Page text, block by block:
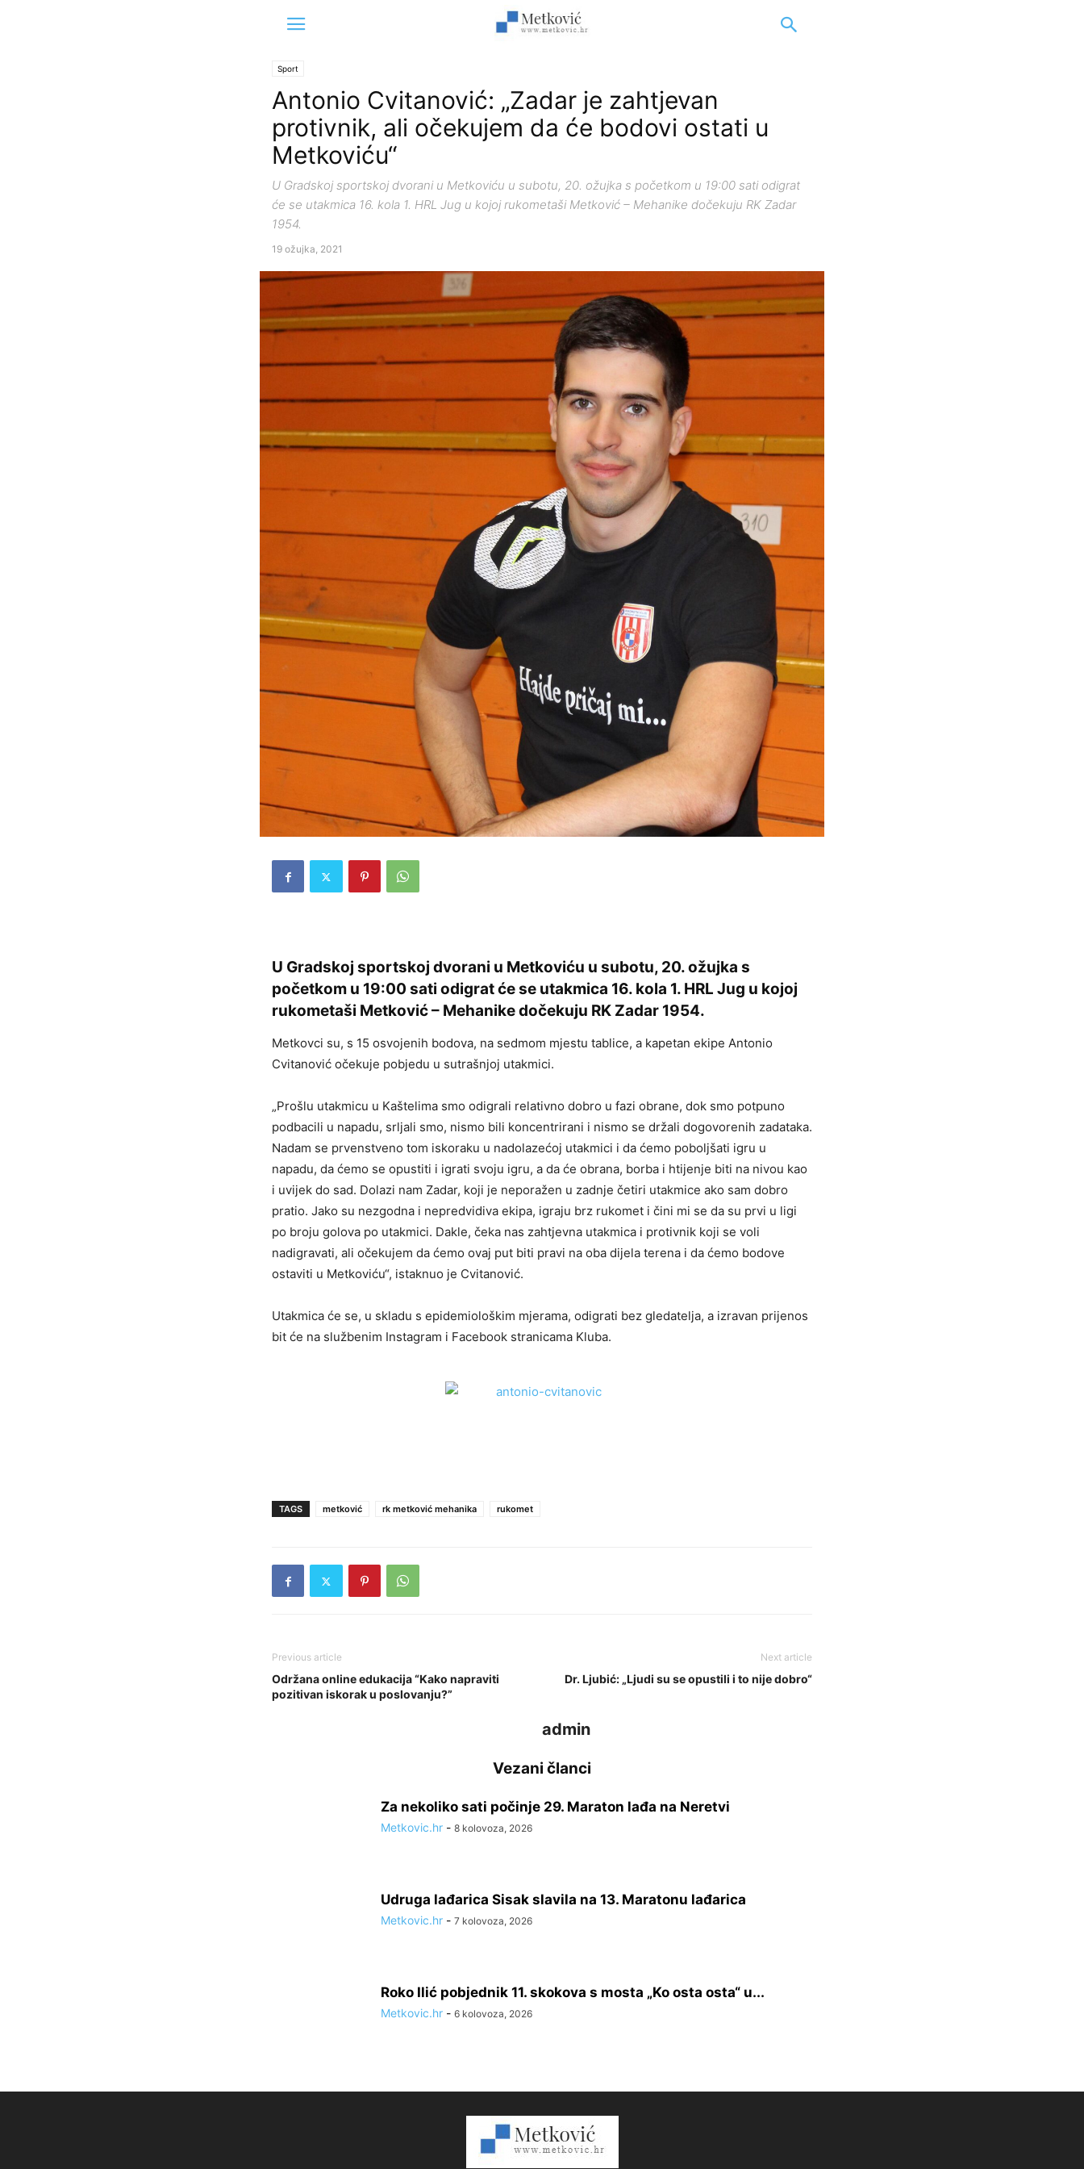
Sport
Antonio Cvitanović: „Zadar je zahtjevan
protivnik, ali očekujem da će bodovi ostati u
Metkoviću“
U Gradskoj sportskoj dvorani u Metkoviću u subotu, 20. ožujka s početkom u 19:00 sati odigrat
će se utakmica 16. kola 1. HRL Jug u kojoj rukometaši Metković – Mehanike dočekuju RK Zadar
1954.
19 ožujka, 2021
U Gradskoj sportskoj dvorani u Metkoviću u subotu, 20. ožujka s
početkom u 19:00 sati odigrat će se utakmica 16. kola 1. HRL Jug u kojoj
rukometaši Metković – Mehanike dočekuju RK Zadar 1954.
Metkovci su, s 15 osvojenih bodova, na sedmom mjestu tablice, a kapetan ekipe Antonio
Cvitanović očekuje pobjedu u sutrašnjoj utakmici.
„Prošlu utakmicu u Kaštelima smo odigrali relativno dobro u fazi obrane, dok smo potpuno
podbacili u napadu, srljali smo, nismo bili koncentrirani i nismo se držali dogovorenih zadataka.
Nadam se prvenstveno tom iskoraku u nadolazećoj utakmici i da ćemo poboljšati igru u
napadu, da ćemo se opustiti i igrati svoju igru, a da će obrana, borba i htijenje biti na nivou kao
i uvijek do sad. Dolazi nam Zadar, koji je neporažen u zadnje četiri utakmice ako sam dobro
pratio. Jako su nezgodna i nepredvidiva ekipa, igraju brz rukomet i čini mi se da su prvi u ligi
po broju golova po utakmici. Dakle, čeka nas zahtjevna utakmica i protivnik koji se voli
nadigravati, ali očekujem da ćemo ovaj put biti pravi na oba dijela terena i da ćemo bodove
ostaviti u Metkoviću“, istaknuo je Cvitanović.
Utakmica će se, u skladu s epidemiološkim mjerama, odigrati bez gledatelja, a izravan prijenos
bit će na službenim Instagram i Facebook stranicama Kluba.
TAGS metković rk metković mehanika rukomet
Previous article
Održana online edukacija “Kako napraviti
pozitivan iskorak u poslovanju?”
Next article
Dr. Ljubić: „Ljudi su se opustili i to nije dobro“
admin
Vezani članci
Za nekoliko sati počinje 29. Maraton lađa na Neretvi
Metkovic.hr - 8 kolovoza, 2026
Udruga lađarica Sisak slavila na 13. Maratonu lađarica
Metkovic.hr - 7 kolovoza, 2026
Roko Ilić pobjednik 11. skokova s mosta „Ko osta osta“ u...
Metkovic.hr - 6 kolovoza, 2026